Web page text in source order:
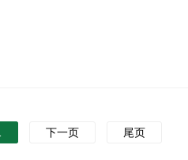
下一页 尾页